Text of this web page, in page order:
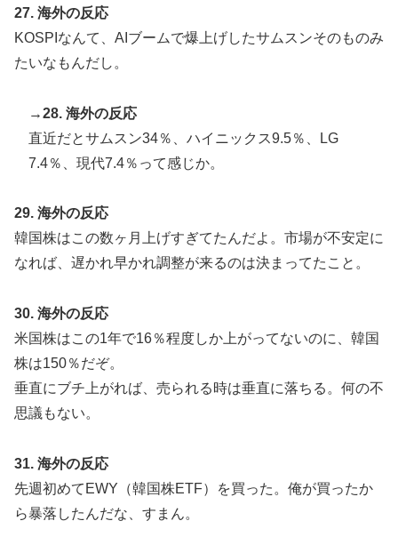
27. 海外の反応
KOSPIなんて、AIブームで爆上げしたサムスンそのものみ
たいなもんだし。
→28. 海外の反応
直近だとサムスン34％、ハイニックス9.5％、LG
7.4％、現代7.4％って感じか。
29. 海外の反応
韓国株はこの数ヶ月上げすぎてたんだよ。市場が不安定に
なれば、遅かれ早かれ調整が来るのは決まってたこと。
30. 海外の反応
米国株はこの1年で16％程度しか上がってないのに、韓国
株は150％だぞ。
垂直にブチ上がれば、売られる時は垂直に落ちる。何の不
思議もない。
31. 海外の反応
先週初めてEWY（韓国株ETF）を買った。俺が買ったか
ら暴落したんだな、すまん。